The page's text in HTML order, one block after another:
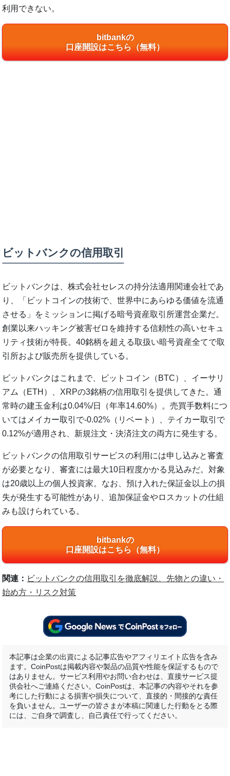
利用できない。
bitbankの
口座開設はこちら（無料）
ビットバンクの信用取引
ビットバンクは、株式会社セレスの持分法適用関連会社であ
り、「ビットコインの技術で、世界中にあらゆる価値を流通
させる」をミッションに掲げる暗号資産取引所運営企業だ。
創業以来ハッキング被害ゼロを維持する信頼性の高いセキュ
リティ技術が特長。40銘柄を超える取扱い暗号資産全てで取
引所および販売所を提供している。
ビットバンクはこれまで、ビットコイン（BTC）、イーサリ
アム（ETH）、XRPの3銘柄の信用取引を提供してきた。通
常時の建玉金利は0.04%/日（年率14.60%）。売買手数料につ
いてはメイカー取引で-0.02%（リベート）、テイカー取引で
0.12%が適用され、新規注文・決済注文の両方に発生する。
ビットバンクの信用取引サービスの利用には申し込みと審査
が必要となり、審査には最大10日程度かかる見込みだ。対象
は20歳以上の個人投資家。なお、預け入れた保証金以上の損
失が発生する可能性があり、追加保証金やロスカットの仕組
みも設けられている。
bitbankの
口座開設はこちら（無料）
関連： ビットバンクの信用取引を徹底解説、先物との違い・
始め方・リスク対策
本記事は企業の出資による記事広告やアフィリエイト広告を含み
ます。CoinPostは掲載内容や製品の品質や性能を保証するもので
はありません。サービス利用やお問い合わせは、直接サービス提
供会社へご連絡ください。CoinPostは、本記事の内容やそれを参
考にした行動による損害や損失について、直接的・間接的な責任
を負いません。ユーザーの皆さまが本稿に関連した行動をとる際
には、ご自身で調査し、自己責任で行ってください。